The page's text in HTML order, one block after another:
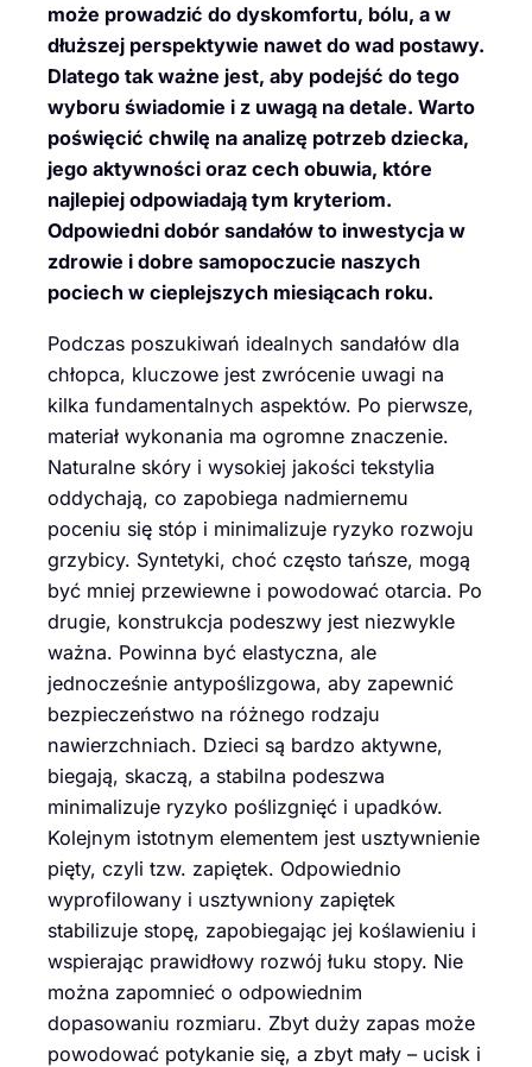
może prowadzić do dyskomfortu, bólu, a w
dłuższej perspektywie nawet do wad postawy.
Dlatego tak ważne jest, aby podejść do tego
wyboru świadomie i z uwagą na detale. Warto
poświęcić chwilę na analizę potrzeb dziecka,
jego aktywności oraz cech obuwia, które
najlepiej odpowiadają tym kryteriom.
Odpowiedni dobór sandałów to inwestycja w
zdrowie i dobre samopoczucie naszych
pociech w cieplejszych miesiącach roku.
Podczas poszukiwań idealnych sandałów dla
chłopca, kluczowe jest zwrócenie uwagi na
kilka fundamentalnych aspektów. Po pierwsze,
materiał wykonania ma ogromne znaczenie.
Naturalne skóry i wysokiej jakości tekstylia
oddychają, co zapobiega nadmiernemu
poceniu się stóp i minimalizuje ryzyko rozwoju
grzybicy. Syntetyki, choć często tańsze, mogą
być mniej przewiewne i powodować otarcia. Po
drugie, konstrukcja podeszwy jest niezwykle
ważna. Powinna być elastyczna, ale
jednocześnie antypoślizgowa, aby zapewnić
bezpieczeństwo na różnego rodzaju
nawierzchniach. Dzieci są bardzo aktywne,
biegają, skaczą, a stabilna podeszwa
minimalizuje ryzyko poślizgnięć i upadków.
Kolejnym istotnym elementem jest usztywnienie
pięty, czyli tzw. zapiętek. Odpowiednio
wyprofilowany i usztywniony zapiętek
stabilizuje stopę, zapobiegając jej koślawieniu i
wspierając prawidłowy rozwój łuku stopy. Nie
można zapomnieć o odpowiednim
dopasowaniu rozmiaru. Zbyt duży zapas może
powodować potykanie się, a zbyt mały – ucisk i